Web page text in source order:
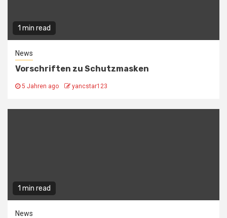
1 min read
News
Vorschriften zu Schutzmasken
5 Jahren ago yancstar123
1 min read
News